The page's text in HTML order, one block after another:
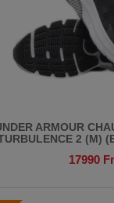
ARMOUR
2 (M)
17990 Fr